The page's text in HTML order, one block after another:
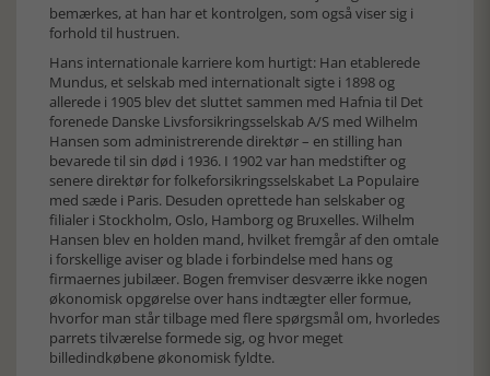
bemærkes, at han har et kontrolgen, som også viser sig i
forhold til hustruen.
Hans internationale karriere kom hurtigt: Han etablerede
Mundus, et selskab med internationalt sigte i 1898 og
allerede i 1905 blev det sluttet sammen med Hafnia til Det
forenede Danske Livsforsikringsselskab A/S med Wilhelm
Hansen som administrerende direktør – en stilling han
bevarede til sin død i 1936. I 1902 var han medstifter og
senere direktør for folkeforsikringsselskabet La Populaire
med sæde i Paris. Desuden oprettede han selskaber og
filialer i Stockholm, Oslo, Hamborg og Bruxelles. Wilhelm
Hansen blev en holden mand, hvilket fremgår af den omtale
i forskellige aviser og blade i forbindelse med hans og
firmaernes jubilæer. Bogen fremviser desværre ikke nogen
økonomisk opgørelse over hans indtægter eller formue,
hvorfor man står tilbage med flere spørgsmål om, hvorledes
parrets tilværelse formede sig, og hvor meget
billedindkøbene økonomisk fyldte.